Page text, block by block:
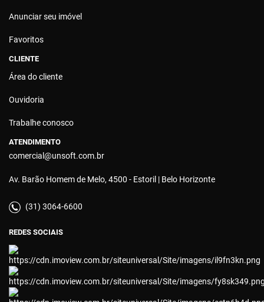
Anunciar seu imóvel
Favoritos
CLIENTE
Área do cliente
Ouvidoria
Trabalhe conosco
ATENDIMENTO
comercial@unsoft.com.br
Av. Barão Homem de Melo, 4500 - Estoril | Belo Horizonte
(31) 3064-6600
REDES SOCIAIS